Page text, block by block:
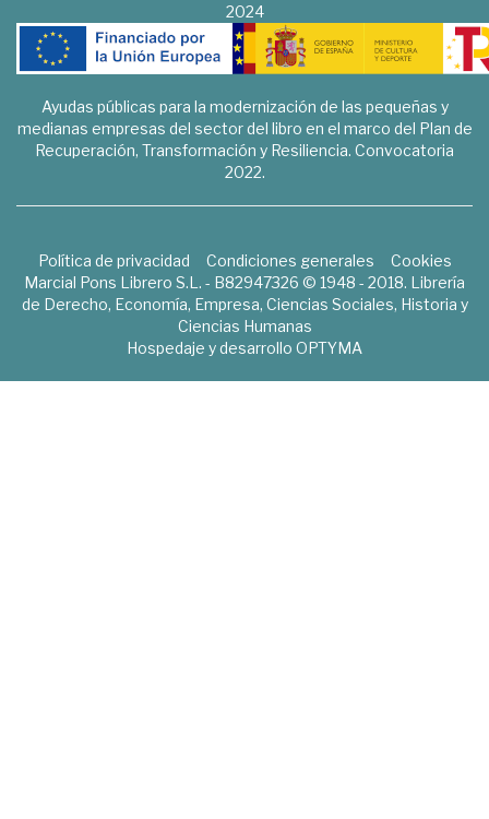
2024
Ayudas públicas para la modernización de las pequeñas y
medianas empresas del sector del libro en el marco del Plan de
Recuperación, Transformación y Resiliencia. Convocatoria
2022.
Política de privacidad Condiciones generales
Cookies
Marcial Pons Librero S.L. - B82947326 © 1948 - 2018. Librería
de Derecho, Economía, Empresa, Ciencias Sociales, Historia y
Ciencias Humanas
Hospedaje y desarrollo OPTYMA